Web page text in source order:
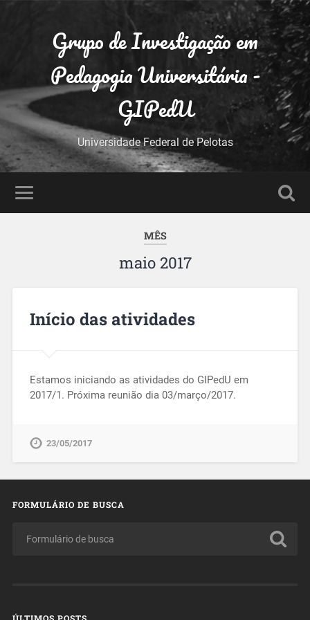
Grupo de Investigação em
Pedagogia Universitária -
GIPedU
Universidade Federal de Pelotas
MÊS
maio 2017
Início das atividades
Estamos iniciando as atividades do GIPedU em
2017/1. Próxima reunião dia 03/março/2017.
23/05/2017
FORMULÁRIO DE BUSCA
ÚLTIMOS POSTS